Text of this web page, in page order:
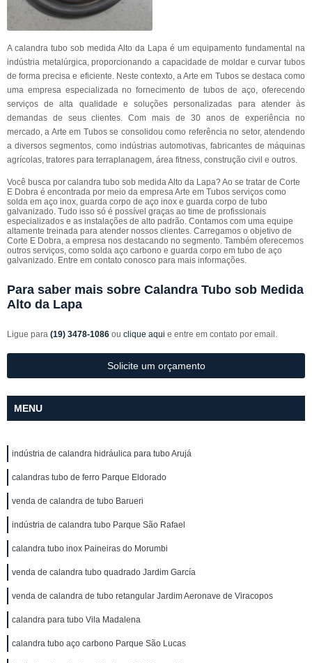
A calandra tubo sob medida Alto da Lapa é um equipamento fundamental na
indústria metalúrgica, proporcionando a capacidade de moldar e curvar tubos
de forma precisa e eficiente. Neste contexto, a Arte em Tubos se destaca como
uma empresa especializada no fornecimento de tubos de aço, oferecendo
serviços de alta qualidade e soluções personalizadas para atender às
demandas de seus clientes. Com mais de 30 anos de experiência no
mercado, a Arte em Tubos se consolidou como referência no setor, atendendo
a diversos segmentos, como indústrias automotivas, fabricantes de máquinas
agrícolas, tratores para terraplanagem, área fitness, construção civil e outros.
Você busca por calandra tubo sob medida Alto da Lapa? Ao se tratar de Corte
E Dobra é encontrada por meio da empresa Arte em Tubos serviços como
solda em aço inox, guarda corpo de aço inox e guarda corpo de tubo
galvanizado. Tudo isso só é possível graças ao time de profissionais
especializados e as instalações de alto padrão. Contamos com uma equipe
altamente treinada para atender nossos clientes. Carregamos o objetivo de
Corte E Dobra, a empresa nos destacando no segmento. Também oferecemos
outros serviços, como solda aço carbono e guarda corpo em tubo de aço
galvanizado. Entre em contato conosco para mais informações.
Para saber mais sobre Calandra Tubo sob Medida
Alto da Lapa
Ligue para (19) 3478-1086 ou clique aqui e entre em contato por email.
Solicite um orçamento
MENU
indústria de calandra hidráulica para tubo Arujá
calandras tubo de ferro Parque Eldorado
venda de calandra de tubo Barueri
indústria de calandra tubo Parque São Rafael
calandra tubo inox Paineiras do Morumbi
venda de calandra tubo quadrado Jardim García
venda de calandra de tubo retangular Jardim Aeronave de Viracopos
calandra para tubo Vila Madalena
calandra tubo aço carbono Parque São Lucas